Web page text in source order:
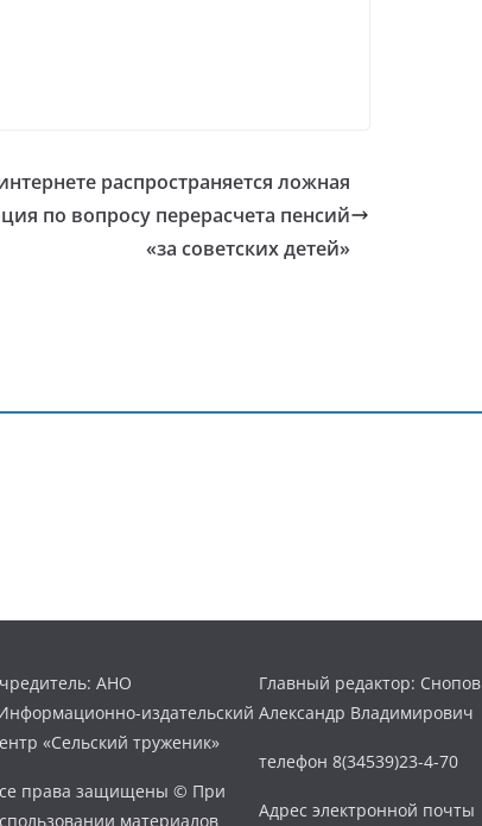
распространяется ложная
по вопросу перерасчета пенсий
«за советских детей»
АНО
издательский
«Сельский труженик»
права защищены © При
материалов
Главный редактор: Снопов
Александр Владимирович
телефон 8(34539)23-4-70
Адрес электронной почты